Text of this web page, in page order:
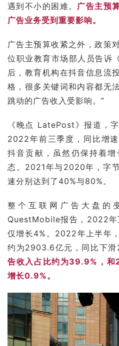
遇到不小的困难。 广告主预
广告业务受到重要影响。
广告主预算收紧之外，政策
位职业教育市场部人员告诉
后，教育机构在抖音信息流
格，很多关键词和内容都无
跳动的广告收入受影响。”
《晚点 LatePost》报道，
2022年前三季度，同比增
抖音贡献，虽然仍保持着
态。2021年与2020年，字
速分别达到了40%与80%。
整个互联网广告 大盘 的
QuestMobile报告，2022年
仅增长4%。2022年上半年
约为2903.6亿元，同比下
告收入占比约为39.9%，和
增长0.9%。